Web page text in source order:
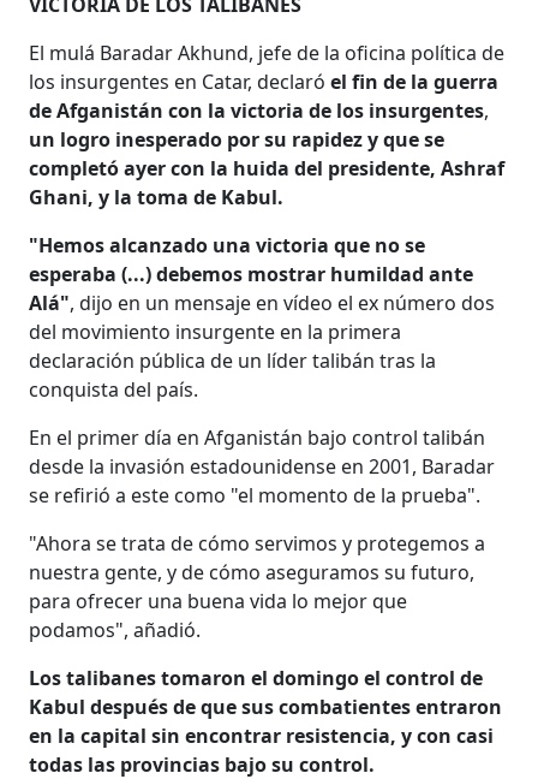
El mulá Baradar Akhund, jefe de la oficina política de
los insurgentes en Catar, declaróel fin de la guerra
de Afganistán con la victoria de los insurgentes,
un logro inesperado por su rapidez y que se
completó ayer con la huida del presidente, Ashraf
Ghani, y la toma de Kabul.
"Hemos alcanzado una victoria que no se
esperaba (...) debemos mostrar humildad ante
Alá", dijo en un mensaje en vídeo el ex número dos
del movimiento insurgente en la primera
declaración pública de un líder talibán tras la
conquista del país.
En el primer día en Afganistán bajo control talibán
desde la invasión estadounidense en 2001, Baradar
se refirió a este como "el momento de la prueba".
"Ahora se trata de cómo servimos y protegemos a
nuestra gente, y de cómo aseguramos su futuro,
para ofrecer una buena vida lo mejor que
podamos", añadió.
Los talibanes tomaron el domingo el control de
Kabul después de que sus combatientes entraron
en la capital sin encontrar resistencia, y con casi
todas las provincias bajo su control.